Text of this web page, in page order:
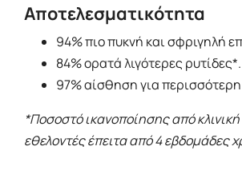
Αποτελεσματικότητα
94% πιο πυκνή και σφριγηλή
84% ορατά λιγότερες ρυτίδες*.
97% αίσθηση για
*Ποσοστό ικανοποίησης από
εθελοντές έπειτα από 4 εβδομάδες